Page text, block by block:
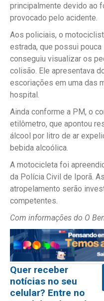
principalmente devido ao
provocado pelo acidente.
Aos policiais, o
estrada, que possui pouca
conseguiu visualizar os
colisão. Ele apresentava
escoriações em uma das
hospital.
Ainda conforme a PM, o
etilômetro, que apontou
álcool por litro de ar
bebida alcoólica.
A motocicleta foi
da Polícia Civil de Iporã.
atropelamento serão
competentes.
Com informações do O
Quer receber
notícias no seu
celular? Entre no